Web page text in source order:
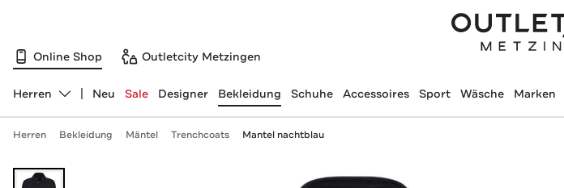
Online Shop Outletcity Metzingen
Abteilung ändern, ausgewählt:
Herren Neu Sale Designer Bekleidung Schuhe Accessoires Sport Wäsche Marken
Herren Bekleidung Mäntel Trenchcoats Mantel nachtblau